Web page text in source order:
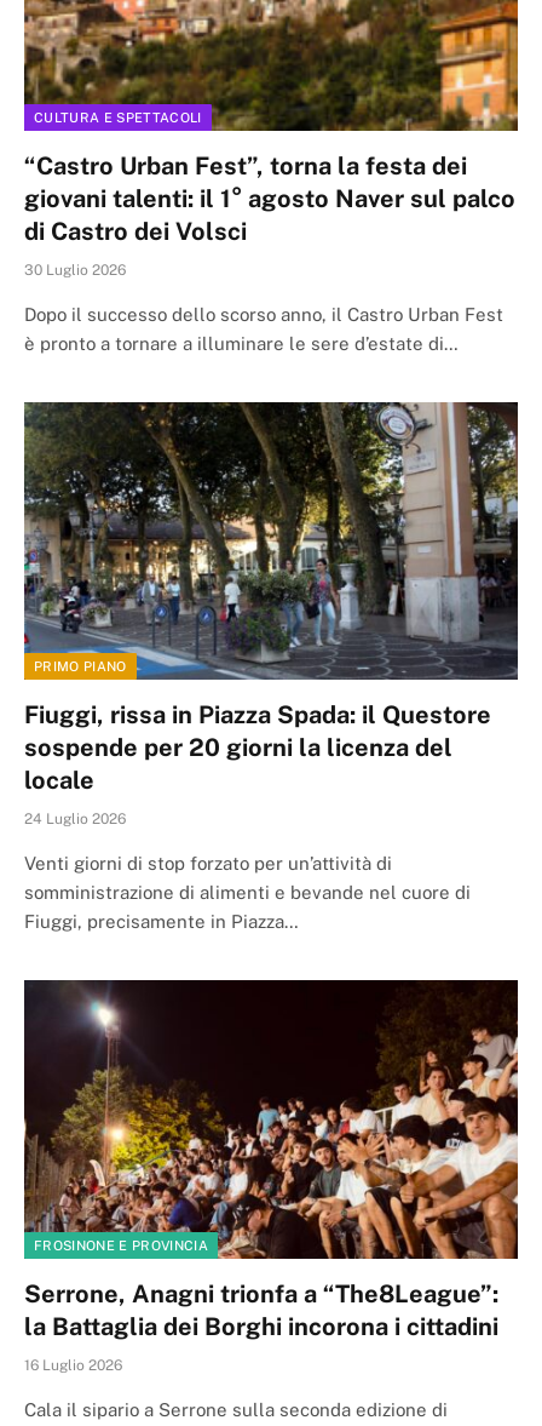
CULTURA E SPETTACOLI
“Castro Urban Fest”, torna la festa dei
giovani talenti: il 1° agosto Naver sul palco
di Castro dei Volsci
30 Luglio 2026
Dopo il successo dello scorso anno, il Castro Urban Fest
è pronto a tornare a illuminare le sere d’estate di…
PRIMO PIANO
Fiuggi, rissa in Piazza Spada: il Questore
sospende per 20 giorni la licenza del
locale
24 Luglio 2026
Venti giorni di stop forzato per un’attività di
somministrazione di alimenti e bevande nel cuore di
Fiuggi, precisamente in Piazza…
FROSINONE E PROVINCIA
Serrone, Anagni trionfa a “The8League”:
la Battaglia dei Borghi incorona i cittadini
16 Luglio 2026
Cala il sipario a Serrone sulla seconda edizione di